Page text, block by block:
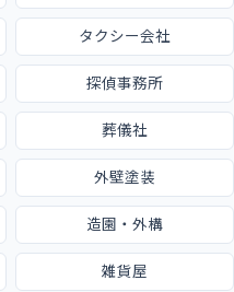
タクシー会社
探偵事務所
葬儀社
外壁塗装
造園・外構
雑貨屋